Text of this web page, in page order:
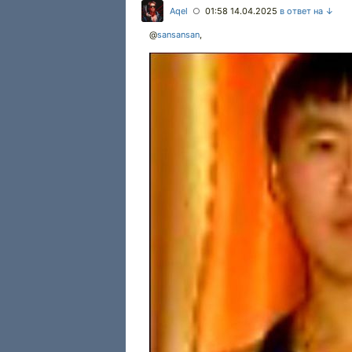
Aqel ○ 01:58 14.04.2025 в ответ на ↓
@sansansan,